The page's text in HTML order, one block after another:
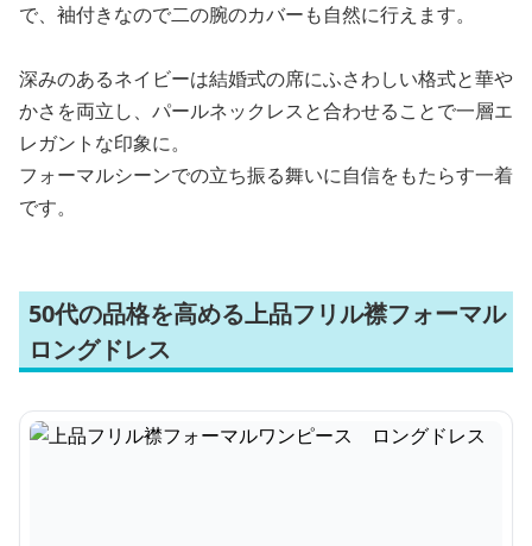
で、袖付きなので二の腕のカバーも自然に行えます。
深みのあるネイビーは結婚式の席にふさわしい格式と華や
かさを両立し、パールネックレスと合わせることで一層エ
レガントな印象に。
フォーマルシーンでの立ち振る舞いに自信をもたらす一着
です。
50代の品格を高める上品フリル襟フォーマル
ロングドレス